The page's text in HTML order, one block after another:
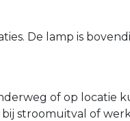
De lamp is
of op locatie
stroomuitval of